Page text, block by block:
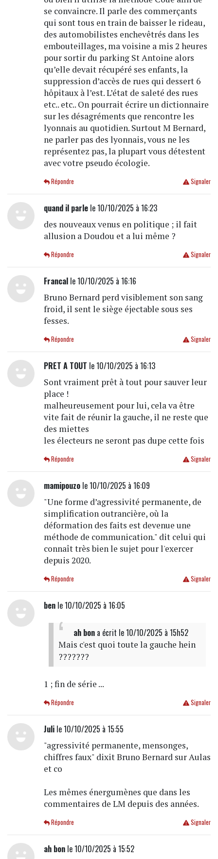
se convaincre. Il parle des commerçants
qui sont tous en train de baisser le rideau,
des automobilistes enchevêtrés dans les
embouteillages, ma voisine a mis 2 heures
pour sortir du parking St Antoine alors
qu’elle devait récupéré ses enfants, la
suppression d’accès de rues qui dessert 6
hôpitaux à l’est. L’état de saleté des rues
etc.. etc.. On pourrait écrire un dictionnaire
sur les désagréments que rencontre les
lyonnais au quotidien. Surtout M Bernard,
ne parler pas des lyonnais, vous ne les
représentez pas, la plupart vous détestent
avec votre pseudo écologie.
Signaler
Répondre
quand il parlele 10/10/2025 à 16:23
des nouveaux venus en politique ; il fait
allusion a Doudou et a lui même ?
Signaler
Répondre
Francalle 10/10/2025 à 16:16
Bruno Bernard perd visiblement son sang
froid, il sent le siège éjectable sous ses
fesses.
Signaler
Répondre
PRET A TOUT le 10/10/2025 à 16:13
Sont vraiment prêt à tout pour sauver leur
place !
malheureusement pour lui, cela va être
vite fait de réunir la gauche, il ne reste que
des miettes
les électeurs ne seront pas dupe cette fois
Signaler
Répondre
mamipouzole 10/10/2025 à 16:09
"Une forme d’agressivité permanente, de
simplification outrancière, où la
déformation des faits est devenue une
méthode de communication." dit celui qui
connaît très bien le sujet pour l'exercer
depuis 2020.
Signaler
Répondre
benle 10/10/2025 à 16:05
ah bona écrit le 10/10/2025 à 15h52
Mais c'est quoi toute la gauche hein
???????
1 ; fin de série ...
Signaler
Répondre
Julile 10/10/2025 à 15:55
"agressivité permanente, mensonges,
chiffres faux" dixit Bruno Bernard sur Aulas
et co
Les mêmes énergumènes que dans les
commentaires de LM depuis des années.
Signaler
Répondre
ah bonle 10/10/2025 à 15:52